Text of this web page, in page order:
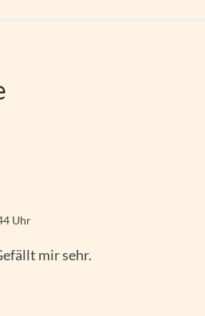
Uhr
mir sehr.